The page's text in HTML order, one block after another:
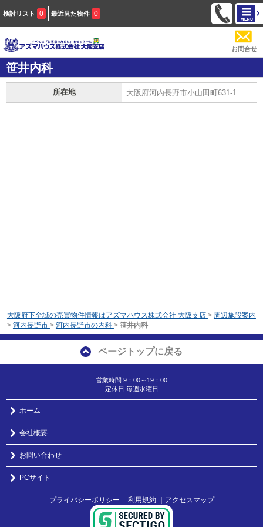
検討リスト 0 最近見た物件 0
お問合せ
笹井内科
所在地 大阪府河内長野市小山田町631-1
大阪府下全域の売買物件情報はアズマハウス株式会社 大阪支店 > 周辺施設案内
> 河内長野市 > 河内長野市の内科 > 笹井内科
ページトップに戻る
営業時間:9：00～19：00
定休日:毎週水曜日
ホーム
会社概要
お問い合わせ
PCサイト
プライバシーポリシー ｜ 利用規約 ｜アクセスマップ